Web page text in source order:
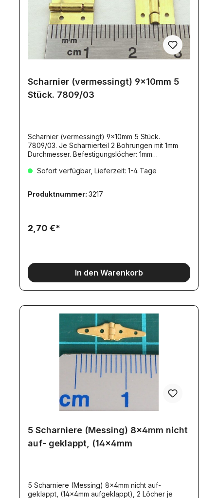
Scharnier (vermessingt) 9x10mm 5
Stück. 7809/03
Scharnier (vermessingt) 9x10mm 5 Stück.
7809/03. Je Scharnierteil 2 Bohrungen mit 1mm
Durchmesser. Befestigungslöcher: 1mm
Messingschrauben mit 1,0mm:Länge 6mm: Artikel
Schrauben passende Muttern: Artikel
3146Passender Steckschlüssel für diese 6-kant-
Sofort verfügbar, Lieferzeit: 1-4 Tage
Produktnummer: 3217
2,70 €*
In den Warenkorb
5 Scharniere (Messing) 8x4mm nicht
auf- geklappt, (14x4mm
5 Scharniere (Messing) 8x4mm nicht auf-
geklappt, (14x4mm aufgeklappt), 2 Löcher je